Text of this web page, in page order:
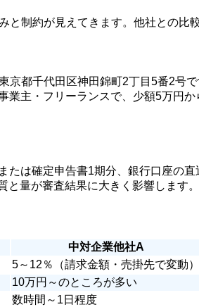
制約が見えてきます。他社との比
京都千代田区神田錦町2丁目5番2
業主・フリーランスで、少額5万円
たは確定申告書1期分、銀行口座の
量が審査結果に大きく影響します。
中対企業他社A
5～12％（請求金額・売掛先で変動）
10万円～のところが多い
数時間～1日程度